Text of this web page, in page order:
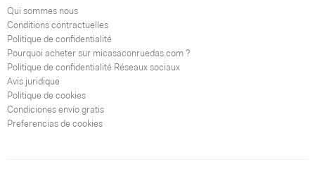
Qui sommes nous
Conditions contractuelles
Politique de confidentialité
Pourquoi acheter sur micasaconruedas.com ?
Politique de confidentialité Réseaux sociaux
Avis juridique
Politique de cookies
Condiciones envío gratis
Preferencias de cookies